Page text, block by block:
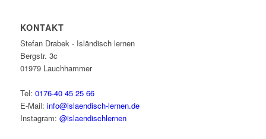
KONTAKT
Stefan Drabek - Isländisch lernen
Bergstr. 3c
01979 Lauchhammer
Tel: 0176-40 45 25 66
E-Mail: info@islaendisch-lernen.de
Instagram: @islaendischlernen